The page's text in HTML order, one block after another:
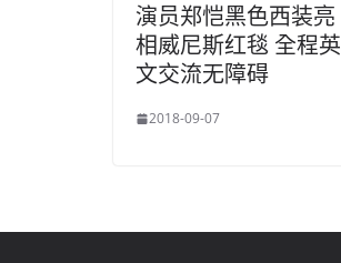
演员郑恺黑色西装亮
相威尼斯红毯 全程英
文交流无障碍
2018-09-07